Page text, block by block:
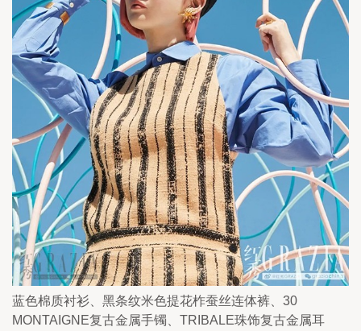
蓝色棉质衬衫、黑条纹米色提花柞蚕丝连体裤、30
MONTAIGNE复古金属手镯、TRIBALE珠饰复古金属耳